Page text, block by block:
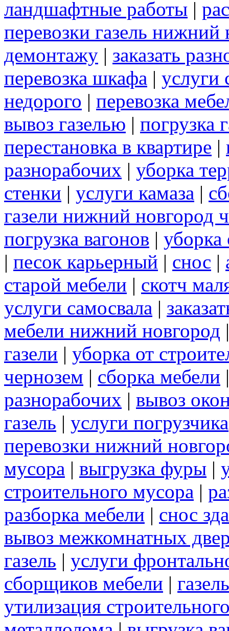
ландшафтные работы |
перевозки газель нижний
демонтажу | заказать
перевозка шкафа | услуги
недорого | перевозка
вывоз газелью | погрузка
перестановка в квартире |
разнорабочих | уборка
стенки | услуги камаза |
газели нижний новгород
погрузка вагонов | уборка
| песок карьерный | снос |
старой мебели | скотч
услуги самосвала |
мебели нижний новгород
газели | уборка от
чернозем | сборка мебели
разнорабочих | вывоз
газель | услуги погрузчика
перевозки нижний
мусора | выгрузка фуры |
строительного мусора |
разборка мебели | снос
вывоз межкомнатных
газель | услуги
сборщиков мебели |
утилизация